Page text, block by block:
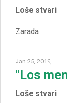
Loše stvari
Jan 25, 2019,
"Los
Loše stvari